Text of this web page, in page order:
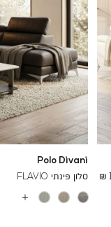
Polo Divani
סלון פינתי FLAVIO